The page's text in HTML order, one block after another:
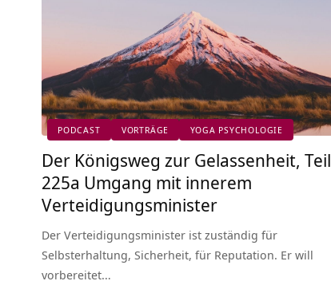
PODCAST VORTRÄGE YOGA PSYCHOLOGIE
Der Königsweg zur Gelassenheit, Teil
225a Umgang mit innerem
Verteidigungsminister
Der Verteidigungsminister ist zuständig für
Selbsterhaltung, Sicherheit, für Reputation. Er will
vorbereitet…